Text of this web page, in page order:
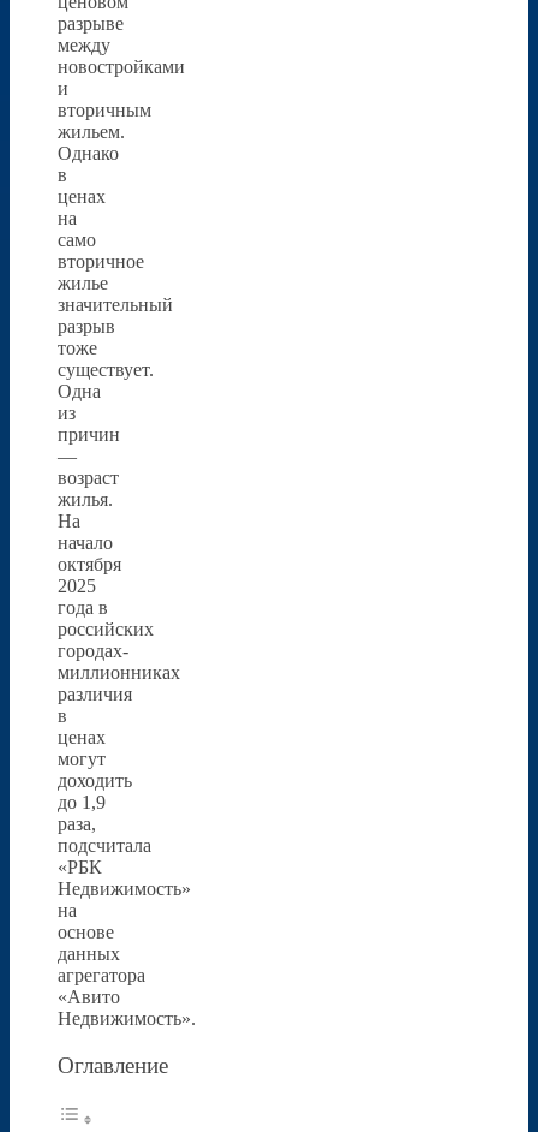
разрыве
между
новостройками
и
вторичным
жильем.
Однако
в
ценах
на
само
вторичное
жилье
значительный
разрыв
тоже
существует.
Одна
из
причин
—
возраст
жилья.
На
начало
октября
2025
года в
российских
городах-
миллионниках
различия
в
ценах
могут
доходить
до 1,9
раза,
подсчитала
«РБК
Недвижимость»
на
основе
данных
агрегатора
«Авито
Недвижимость».
Оглавление